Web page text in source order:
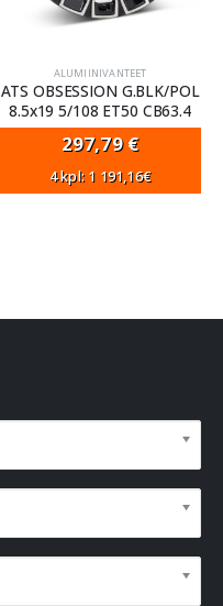
ALUMIINIVANTEET
ATS OBSESSION G.BLK/POL
8.5x19 5/108 ET50 CB63.4
297,79€
4 kpl: 1 191,16€